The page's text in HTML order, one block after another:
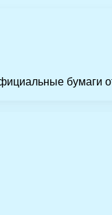
бумаги